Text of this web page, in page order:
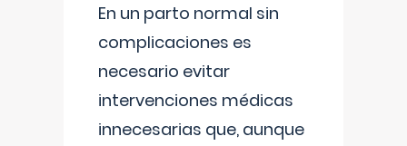
En un parto normal sin
complicaciones es
necesario evitar
intervenciones médicas
innecesarias que, aunque